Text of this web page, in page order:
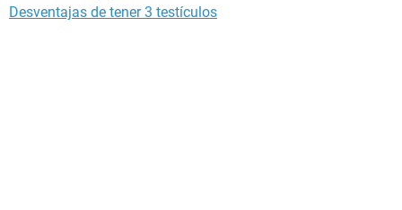
Desventajas de tener 3 testículos